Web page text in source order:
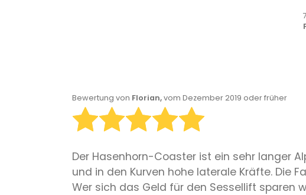
Bewertung von Florian,vom Dezember 2019 oder früher
Der Hasenhorn-Coaster ist ein sehr langer
und in den Kurven hohe laterale Kräfte. Die
Wer sich das Geld für den Sessellift sparen